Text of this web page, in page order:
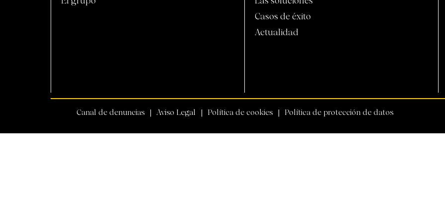
Casos de éxito
Actualidad
Política de protección de datos
Política de cookies
Aviso Legal
Canal de denuncias